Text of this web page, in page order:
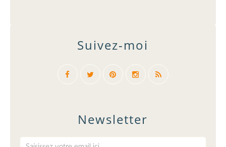
Newsletter
Suivez-moi